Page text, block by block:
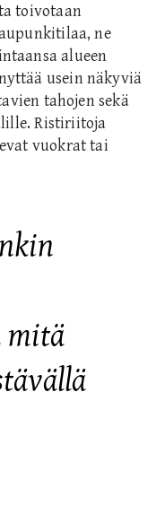
toivotaan
ne
alueen
useinnäkyviä
tahojen sekä
. Ristiriitoja
vuokrat tai
nkin
mitä